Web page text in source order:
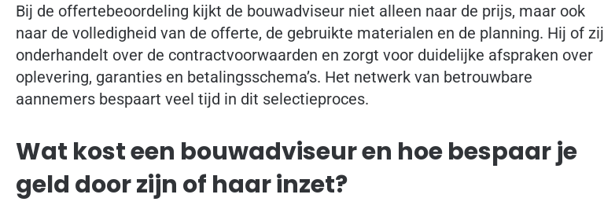
Bij de offertebeoordeling kijkt de bouwadviseur niet alleen naar de prijs, maar ook
naar de volledigheid van de offerte, de gebruikte materialen en de planning. Hij of zij
onderhandelt over de contractvoorwaarden en zorgt voor duidelijke afspraken over
oplevering, garanties en betalingsschema’s. Het netwerk van betrouwbare
aannemers bespaart veel tijd in dit selectieproces.
Wat kost een bouwadviseur en hoe bespaar je
geld door zijn of haar inzet?